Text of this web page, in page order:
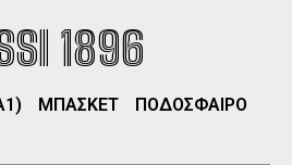
1896
ΜΠΑΣΚΕΤ
ΠΟΔΟΣΦΑΙΡΟ